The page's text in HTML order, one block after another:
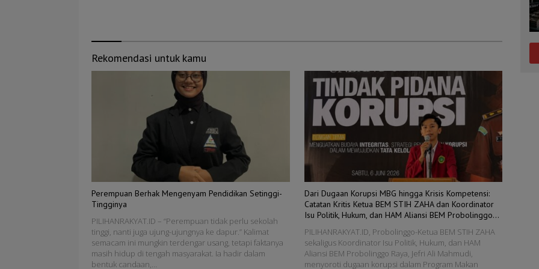
Rekomendasi untuk kamu
Perempuan Berhak Mengenyam Pendidikan Setinggi-
Tingginya
PILIHANRAKYAT.ID – “Perempuan tidak perlu sekolah
tinggi, nanti juga ujung-ujungnya ke dapur.” Kalimat
semacam ini mungkin terdengar usang, tetapi faktanya
masih hidup di tengah masyarakat. Ia hadir dalam
bentuk candaan,…
Dari Dugaan Korupsi MBG hingga Krisis Kompetensi:
Catatan Kritis Ketua BEM STIH ZAHA dan Koordinator
Isu Politik, Hukum, dan HAM Aliansi BEM Probolinggo
PILIHANRAKYAT.ID, Probolinggo-Ketua BEM STIH ZAHA
sekaligus Koordinator Isu Politik, Hukum, dan HAM
Aliansi BEM Probolinggo Raya, Jefri Ali Mahmudi,
menyoroti dugaan korupsi dalam Program Makan